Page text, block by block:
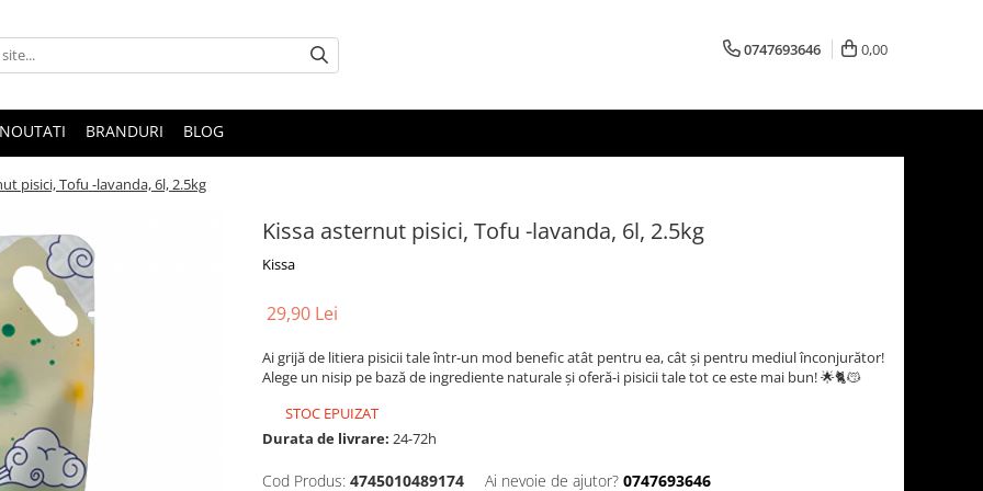
0747693646 0,00
NOUTATI BRANDURI BLOG
pisici, Tofu -lavanda, 6l, 2.5kg
Kissa asternut pisici, Tofu -lavanda, 6l, 2.5kg
Kissa
29,90 Lei
Ai grijă de litiera pisicii tale într-un mod benefic atât pentru ea, cât și pentru mediul înconjurător!
Alege un nisip pe bază de ingrediente naturale și oferă-i pisicii tale tot ce este mai bun! 🌟🐈😽
STOC EPUIZAT
Durata de livrare: 24-72h
Cod Produs: 4745010489174 Ai nevoie de ajutor? 0747693646